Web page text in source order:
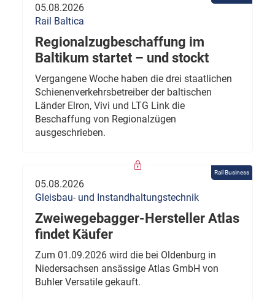
05.08.2026
Rail Baltica
Regionalzugbeschaffung im
Baltikum startet – und stockt
Vergangene Woche haben die drei staatlichen
Schienenverkehrsbetreiber der baltischen
Länder Elron, Vivi und LTG Link die
Beschaffung von Regionalzügen
ausgeschrieben.
Rail Business
05.08.2026
Gleisbau- und Instandhaltungstechnik
Zweiwegebagger-Hersteller Atlas
findet Käufer
Zum 01.09.2026 wird die bei Oldenburg in
Niedersachsen ansässige Atlas GmbH von
Buhler Versatile gekauft.